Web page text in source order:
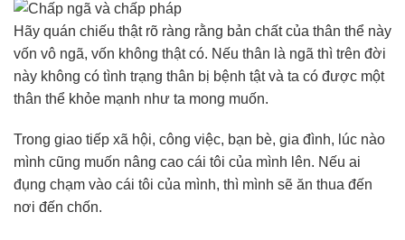
Hãy quán chiếu thật rõ ràng rằng bản chất của thân thể này
vốn vô ngã, vốn không thật có. Nếu thân là ngã thì trên đời
này không có tình trạng thân bị bệnh tật và ta có được một
thân thể khỏe mạnh như ta mong muốn.
Trong giao tiếp xã hội, công việc, bạn bè, gia đình, lúc nào
mình cũng muốn nâng cao cái tôi của mình lên. Nếu ai
đụng chạm vào cái tôi của mình, thì mình sẽ ăn thua đến
nơi đến chốn.